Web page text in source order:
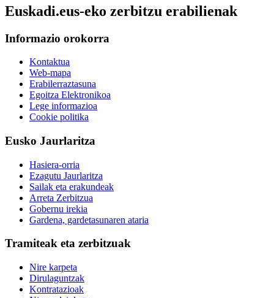
Euskadi.eus-eko zerbitzu erabilienak
Informazio orokorra
Kontaktua
Web-mapa
Erabilerraztasuna
Egoitza Elektronikoa
Lege informazioa
Cookie politika
Eusko Jaurlaritza
Hasiera-orria
Ezagutu Jaurlaritza
Sailak eta erakundeak
Arreta Zerbitzua
Gobernu irekia
Gardena, gardetasunaren ataria
Tramiteak eta zerbitzuak
Nire karpeta
Dirulaguntzak
Kontratazioak